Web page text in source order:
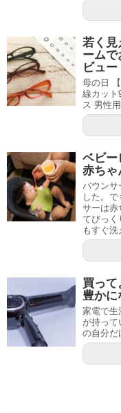
若く
ーム
ビュー
母の日
線カット
ス 男性
ベビー
赤ち
バウンサ
した。
サーは赤
てびっく
もすぐ洗
買っ
豊かに
家電で
が持って
の自分だ